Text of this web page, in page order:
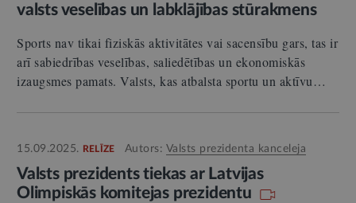
valsts veselības un labklājības stūrakmens
Sports nav tikai fiziskās aktivitātes vai sacensību gars, tas ir
arī sabiedrības veselības, saliedētības un ekonomiskās
izaugsmes pamats. Valsts, kas atbalsta sportu un aktīvu…
15.09.2025. RELĪZE Autors: Valsts prezidenta kanceleja
Valsts prezidents tiekas ar Latvijas
Olimpiskās komitejas prezidentu